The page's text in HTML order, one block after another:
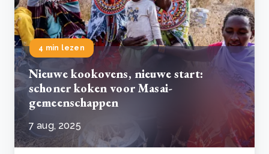
4 min lezen
Nieuwe kookovens, nieuwe start:
schoner koken voor Masai-
gemeenschappen
7 aug, 2025